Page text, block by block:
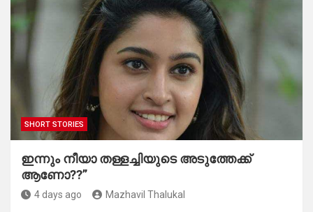
SHORT STORIES
ഇന്നും നീയാ തള്ളച്ചിയുടെ അടുത്തേക്ക്
ആണോ??”
4 days ago Mazhavil Thalukal